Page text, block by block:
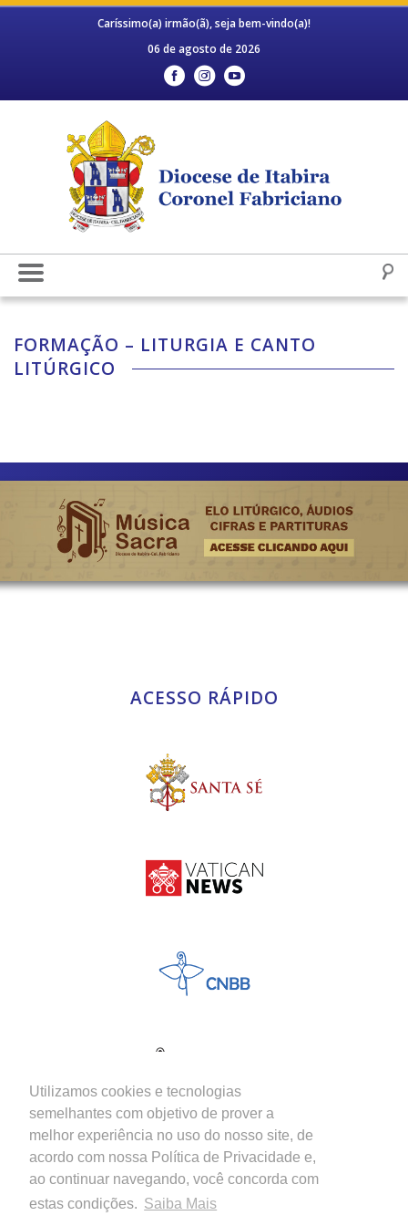
Utilizamos cookies e tecnologias
semelhantes com objetivo de prover a
melhor experiência no uso do nosso site, de
acordo com nossa Política de Privacidade e,
ao continuar navegando, você concorda com
estas condições. Saiba Mais
Caríssimo(a) irmão(ã), seja bem-vindo(a)!
06 de agosto de 2026
FORMAÇÃO – LITURGIA E CANTO
LITÚRGICO
ACESSO RÁPIDO